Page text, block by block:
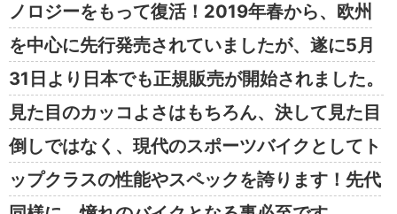
ノロジーをもって復活！2019年春から、欧州
を中心に先行発売されていましたが、遂に5月
31日より日本でも正規販売が開始されました。
見た目のカッコよさはもちろん、決して見た目
倒しではなく、現代のスポーツバイクとしてト
ップクラスの性能やスペックを誇ります！先代